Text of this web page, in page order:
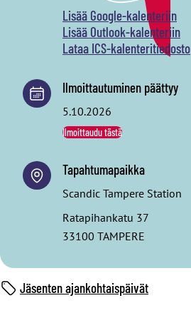
Lisää Google-kalenteriin
Lisää Outlook-kalenteriin
Lataa ICS-kalenteritiedosto
Ilmoittautuminen päättyy
5.10.2026
Ilmoittaudu tästä
Tapahtumapaikka
Scandic Tampere Station
Ratapihankatu 37
33100 TAMPERE
Jäsenten ajankohtaispäivät